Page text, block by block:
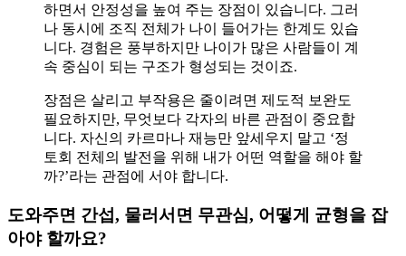
하면서 안정성을 높여 주는 장점이 있습니다. 그러
나 동시에 조직 전체가 나이 들어가는 한계도 있습
니다. 경험은 풍부하지만 나이가 많은 사람들이 계
속 중심이 되는 구조가 형성되는 것이죠.
장점은 살리고 부작용은 줄이려면 제도적 보완도
필요하지만, 무엇보다 각자의 바른 관점이 중요합
니다. 자신의 카르마나 재능만 앞세우지 말고 ‘정
토회 전체의 발전을 위해 내가 어떤 역할을 해야 할
까?’라는 관점에 서야 합니다.
도와주면 간섭, 물러서면 무관심, 어떻게 균형을 잡
아야 할까요?